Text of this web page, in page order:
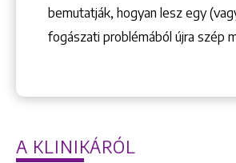
bemutatják, hogyan lesz egy
fogászati problémából újra szép
A KLINIKÁRÓL